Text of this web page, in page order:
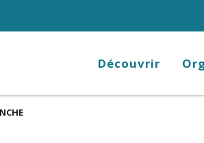
Découvrir